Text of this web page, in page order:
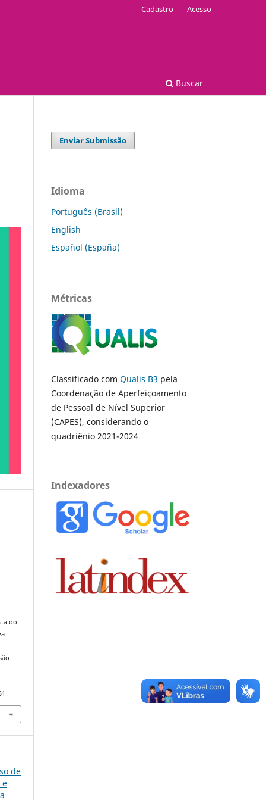
Buscar
Cadastro Acesso
do
de
e
Enviar Submissão
Idioma
Português (Brasil)
English
Español (España)
Métricas
Classificado com Qualis B3 pela
Coordenação de Aperfeiçoamento
de Pessoal de Nível Superior
(CAPES), considerando o
quadriênio 2021-2024
Indexadores